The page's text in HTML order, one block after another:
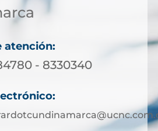
atención:
- 8330340